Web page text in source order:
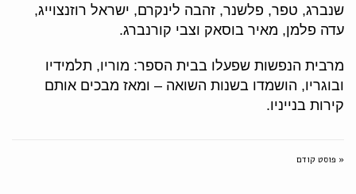
שנברג, טפר, פלשנר, זהבה לינקרם, ישראל רוזנצוייג,
עדה פלמן, מאיר בוסאק וצבי קורנברג.
מרבית הנפשות שפעלו בבית הספר: מוריו, תלמידיו
ובוגריו, הושמדו בשנות השואה – ומאז מבכים אותם
קירות בנייניו.
« פוסט קודם